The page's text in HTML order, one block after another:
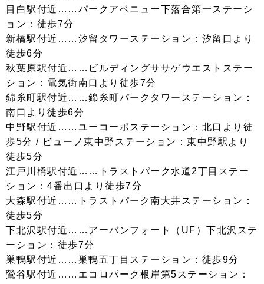
目白駅付近……パークアベニュー下落合第一ステーシ
ョン：徒歩7分
新橋駅付近……汐留タワーステーション：汐留口より
徒歩6分
秋葉原駅付近……ビルディングササゲウエストステー
ション：電気街南口より徒歩7分
錦糸町駅付近……錦糸町パークタワーステーション：
南口より徒歩6分
中野駅付近……ユーコーポステーション：北口より徒
歩5分 / ビューノ東中野ステーション：東中野駅より
徒歩5分
江戸川橋駅付近……トラストパーク水道2丁目ステー
ション：4番出口より徒歩7分
大森駅付近……トラストパーク南大井ステーション：
徒歩5分
下北沢駅付近……アーバンフォート（UF）下北沢ステ
ーション：徒歩7分
巣鴨駅付近……巣鴨五丁目ステーション：徒歩9分
鶯谷駅付近……エコロパーク根岸第5ステーション：